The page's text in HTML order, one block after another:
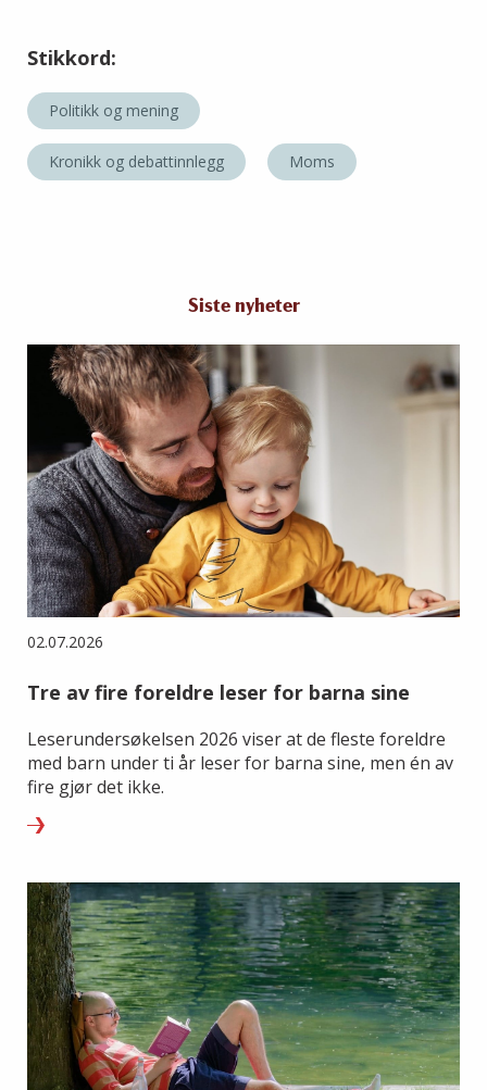
Stikkord:
Politikk og mening
Kronikk og debattinnlegg Moms
Siste nyheter
02.07.2026
Tre av fire foreldre leser for barna sine
Leserundersøkelsen 2026 viser at de fleste foreldre
med barn under ti år leser for barna sine, men én av
fire gjør det ikke.